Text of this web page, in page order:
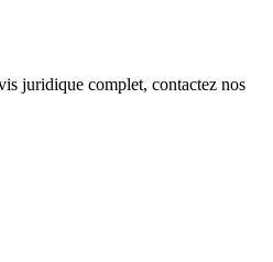
juridique complet, contactez nos